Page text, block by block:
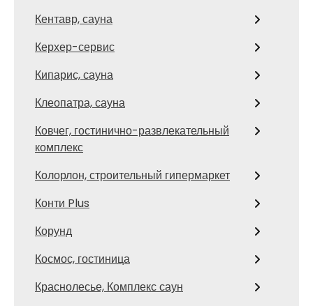
Кентавр, сауна
Керхер-сервис
Кипарис, сауна
Клеопатра, сауна
Ковчег, гостинично-развлекательный
комплекс
Колорлон, строительный гипермаркет
Конти Plus
Корунд
Космос, гостиница
Краснолесье, Комплекс саун